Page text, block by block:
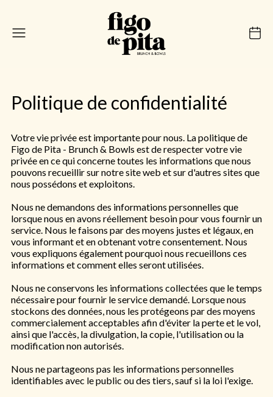
Politique de confidentialité
Votre vie privée est importante pour nous. La politique de
Figo de Pita - Brunch & Bowls est de respecter votre vie
privée en ce qui concerne toutes les informations que nous
pouvons recueillir sur notre site web et sur d'autres sites que
nous possédons et exploitons.
Nous ne demandons des informations personnelles que
lorsque nous en avons réellement besoin pour vous fournir un
service. Nous le faisons par des moyens justes et légaux, en
vous informant et en obtenant votre consentement. Nous
vous expliquons également pourquoi nous recueillons ces
informations et comment elles seront utilisées.
Nous ne conservons les informations collectées que le temps
nécessaire pour fournir le service demandé. Lorsque nous
stockons des données, nous les protégeons par des moyens
commercialement acceptables afin d'éviter la perte et le vol,
ainsi que l'accès, la divulgation, la copie, l'utilisation ou la
modification non autorisés.
Nous ne partageons pas les informations personnelles
identifiables avec le public ou des tiers, sauf si la loi l'exige.